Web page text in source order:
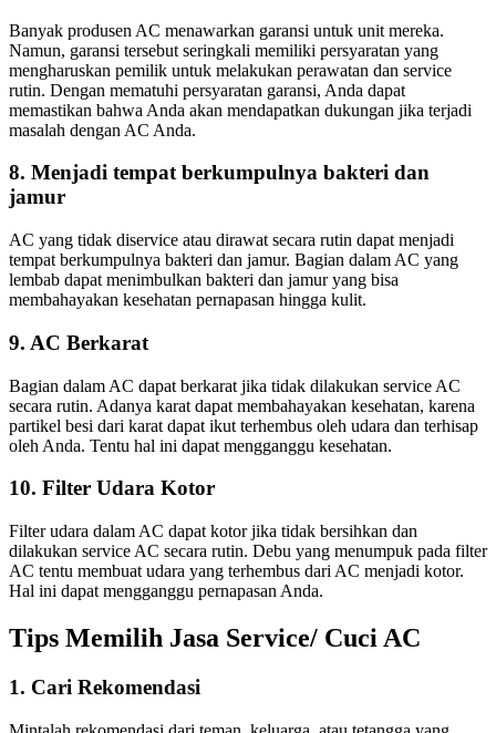
Banyak produsen AC menawarkan garansi untuk unit mereka.
Namun, garansi tersebut seringkali memiliki persyaratan yang
mengharuskan pemilik untuk melakukan perawatan dan service
rutin. Dengan mematuhi persyaratan garansi, Anda dapat
memastikan bahwa Anda akan mendapatkan dukungan jika terjadi
masalah dengan AC Anda.
8. Menjadi tempat berkumpulnya bakteri dan
jamur
AC yang tidak diservice atau dirawat secara rutin dapat menjadi
tempat berkumpulnya bakteri dan jamur. Bagian dalam AC yang
lembab dapat menimbulkan bakteri dan jamur yang bisa
membahayakan kesehatan pernapasan hingga kulit.
9. AC Berkarat
Bagian dalam AC dapat berkarat jika tidak dilakukan service AC
secara rutin. Adanya karat dapat membahayakan kesehatan, karena
partikel besi dari karat dapat ikut terhembus oleh udara dan terhisap
oleh Anda. Tentu hal ini dapat mengganggu kesehatan.
10. Filter Udara Kotor
Filter udara dalam AC dapat kotor jika tidak bersihkan dan
dilakukan service AC secara rutin. Debu yang menumpuk pada filter
AC tentu membuat udara yang terhembus dari AC menjadi kotor.
Hal ini dapat mengganggu pernapasan Anda.
Tips Memilih Jasa Service/ Cuci AC
1. Cari Rekomendasi